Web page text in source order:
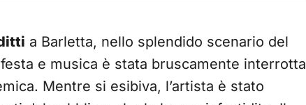
a Barletta, nello splendido scenario del
e musica è stata bruscamente interrotta
Mentre si esibiva, l’artista è stato